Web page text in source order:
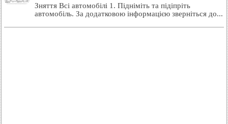
Зняття Всі автомобілі 1. Підніміть та підіпріть
автомобіль. За додатковою інформацією зверніться до...